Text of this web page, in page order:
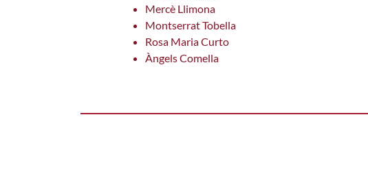
Mercè Llimona
Montserrat Tobella
Rosa Maria Curto
Àngels Comella